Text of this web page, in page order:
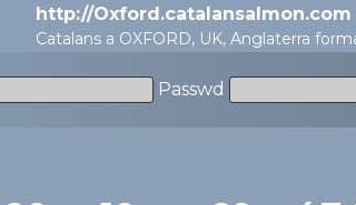
http://Oxford.catalansalmon.com
Catalans a OXFORD, UK, Anglaterra
Passwd